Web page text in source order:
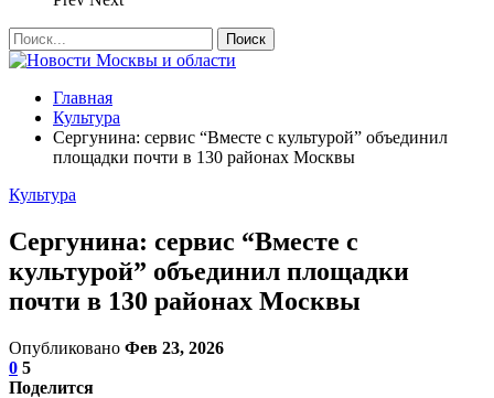
Главная
Культура
Сергунина: сервис “Вместе с культурой” объединил
площадки почти в 130 районах Москвы
Культура
Сергунина: сервис “Вместе с
культурой” объединил площадки
почти в 130 районах Москвы
Опубликовано Фев 23, 2026
0 5
Поделится